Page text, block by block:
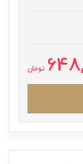
تومان